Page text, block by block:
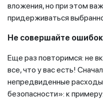
вложения, но при этом
придерживаться
Не совершайте ошибок
Еще раз повторимся: не
все, что у вас есть!
непредвиденные
безопасности»: к